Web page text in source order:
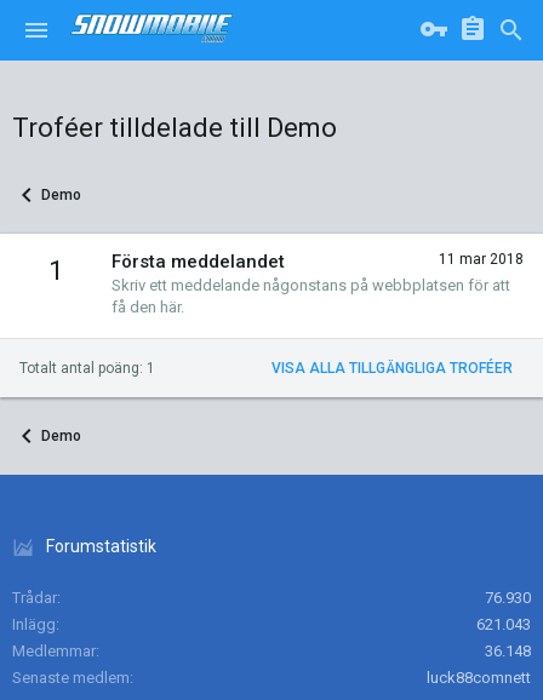
Troféer tilldelade till Demo
Demo
1 11 mar 2018
Första meddelandet
Skriv ett meddelande någonstans på webbplatsen för att
få den här.
Totalt antal poäng: 1 VISA ALLA TILLGÄNGLIGA TROFÉER
Demo
Forumstatistik
Trådar
76.930
Inlägg
621.043
Medlemmar
36.148
Senaste medlem
luck88comnett